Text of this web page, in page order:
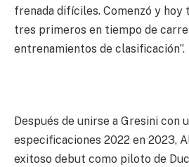
frenada difíciles. Comenzó y
tres primeros en tiempo de
entrenamientos de clasificación”.
Después de unirse a Gresini con
especificaciones 2022 en 2023,
exitoso debut como piloto de